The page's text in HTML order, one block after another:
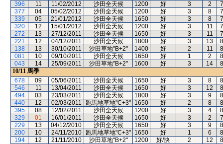
396
11 11/02/2012 沙田全天候 1200 好 3 2
377
04 05/02/2012 沙田全天候 1200 好 3 8
339
05 21/01/2012 沙田全天候 1650 好 3 8
320
12 15/01/2012 沙田全天候 1200 好 3 11
272
13 27/12/2011 沙田全天候 1650 好 3 11
221
12 04/12/2011 沙田全天候 1800 好 3 13
138
13 30/10/2011 沙田草地"B+2" 1400 好 2 11
081
10 09/10/2011 沙田全天候 1650 好 1 2
043
14 25/09/2011 沙田草地"B+2" 1600 好 3 14
10/11 馬季
678
09 05/06/2011 沙田全天候 1650 好 3 8
546
11 13/04/2011 沙田全天候 1650 好 3 12
494
03 23/03/2011 沙田全天候 1800 好 3 9
440
12 02/03/2011 跑馬地草地"C+3" 1650 好 2 8
395
08 12/02/2011 沙田全天候 1200 好 3 4
329
01 16/01/2011 沙田全天候 1650 好 3 2
229
13 04/12/2010 沙田全天候 1650 好 3 9
200
10 24/11/2010 跑馬地草地"C+3" 1650 好 1 6
194
12 21/11/2010 沙田草地"B+2" 1200 好/快 2 12